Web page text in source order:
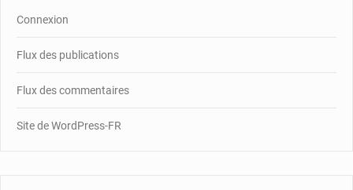
Connexion
Flux des publications
Flux des commentaires
Site de WordPress-FR